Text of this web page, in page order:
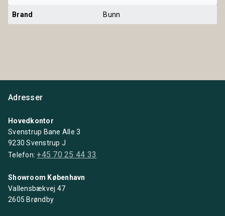
Brand Bunn
Adresser
Hovedkontor
Svenstrup Bane Alle 3
9230 Svenstrup J
Telefon:+45 70 25 44 33
Showroom København
Vallensbækvej 47
2605 Brøndby